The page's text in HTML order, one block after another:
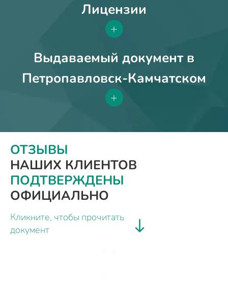
Лицензии
+
Выдаваемый документ в
Петропавловск-Камчатском
+
ОТЗЫВЫ
НАШИХ КЛИЕНТОВ
ПОДТВЕРЖДЕНЫ
ОФИЦИАЛЬНО
Кликните, чтобы прочитать
документ